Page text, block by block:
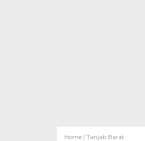
Home / Tanjab Barat